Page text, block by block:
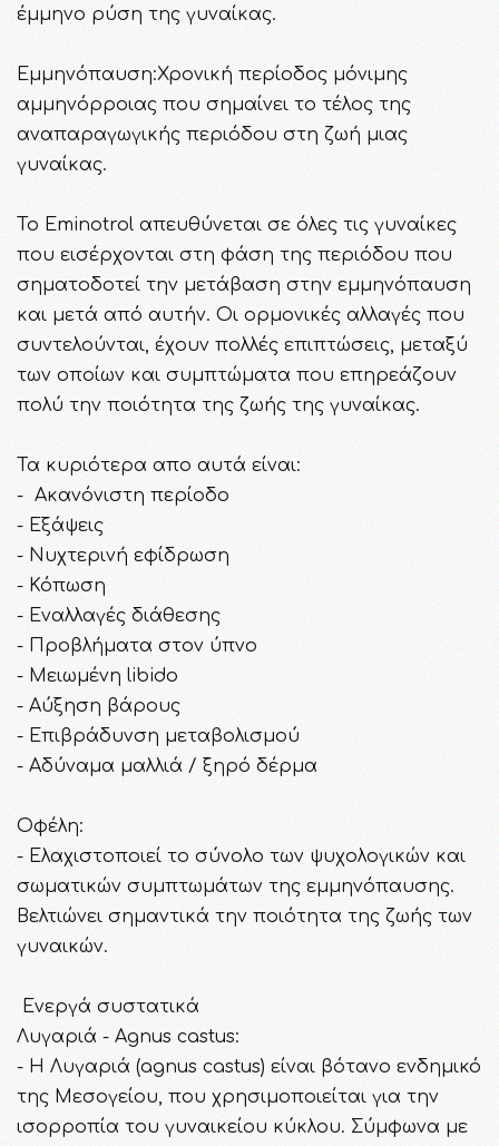
έμμηνο ρύση της γυναίκας.
Εμμηνόπαυση:Χρονική περίοδος μόνιμης
αμμηνόρροιας που σημαίνει το τέλος της
αναπαραγωγικής περιόδου στη ζωή μιας
γυναίκας.
Το Eminotrol απευθύνεται σε όλες τις γυναίκες
που εισέρχονται στη φάση της περιόδου που
σηματοδοτεί την μετάβαση στην εμμηνόπαυση
και μετά από αυτήν. Οι ορμονικές αλλαγές που
συντελούνται, έχουν πολλές επιπτώσεις, μεταξύ
των οποίων και συμπτώματα που επηρεάζουν
πολύ την ποιότητα της ζωής της γυναίκας.
Τα κυριότερα απο αυτά είναι:
- Ακανόνιστη περίοδο
- Εξάψεις
- Νυχτερινή εφίδρωση
- Κόπωση
- Εναλλαγές διάθεσης
- Προβλήματα στον ύπνο
- Μειωμένη libido
- Αύξηση βάρους
- Επιβράδυνση μεταβολισμού
- Αδύναμα μαλλιά / ξηρό δέρμα
Οφέλη:
- Ελαχιστοποιεί το σύνολο των ψυχολογικών και
σωματικών συμπτωμάτων της εμμηνόπαυσης.
Βελτιώνει σημαντικά την ποιότητα της ζωής των
γυναικών.
Ενεργά συστατικά
Λυγαριά - Agnus castus:
- Η Λυγαριά (agnus castus) είναι βότανο ενδημικό
της Μεσογείου, που χρησιμοποιείται για την
ισορροπία του γυναικείου κύκλου. Σύμφωνα με